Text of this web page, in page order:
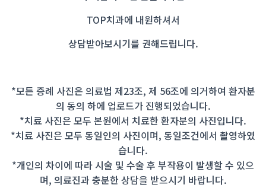
TOP치과에 내원하셔서
상담받아보시기를 권해드립니다.
*모든 증례 사진은 의료법 제23조, 제 56조에 의거하여 환자분
의 동의 하에 업로드가 진행되었습니다.
*치료 사진은 모두 본원에서 치료한 환자분의 사진입니다.
*치료 사진은 모두 동일인의 사진이며, 동일조건에서 촬영하였
습니다.
*개인의 차이에 따라 시술 및 수술 후 부작용이 발생할 수 있으
며, 의료진과 충분한 상담을 받으시기 바랍니다.